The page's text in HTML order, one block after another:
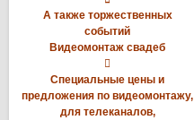
А также торжественных
событий
Видеомонтаж свадеб

Специальные цены и
предложения по видеомонтажу,
для телеканалов,